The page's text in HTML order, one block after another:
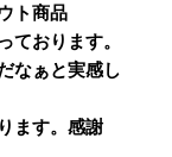
ト商品
ております。
なぁと実感し
ます。感謝